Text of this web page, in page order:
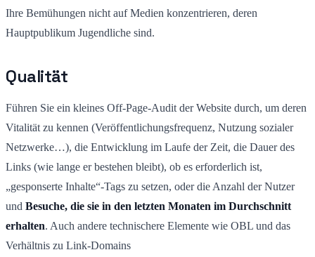
Ihre Bemühungen nicht auf Medien konzentrieren, deren
Hauptpublikum Jugendliche sind.
Qualität
Führen Sie ein kleines Off-Page-Audit der Website durch, um deren
Vitalität zu kennen (Veröffentlichungsfrequenz, Nutzung sozialer
Netzwerke…), die Entwicklung im Laufe der Zeit, die Dauer des
Links (wie lange er bestehen bleibt), ob es erforderlich ist,
„gesponserte Inhalte“-Tags zu setzen, oder die Anzahl der Nutzer
und Besuche, die sie in den letzten Monaten im Durchschnitt
erhalten. Auch andere technischere Elemente wie OBL und das
Verhältnis zu Link-Domains